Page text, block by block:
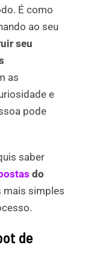
É como
ao seu
seu
as
e
pode
saber
do
mais simples
de